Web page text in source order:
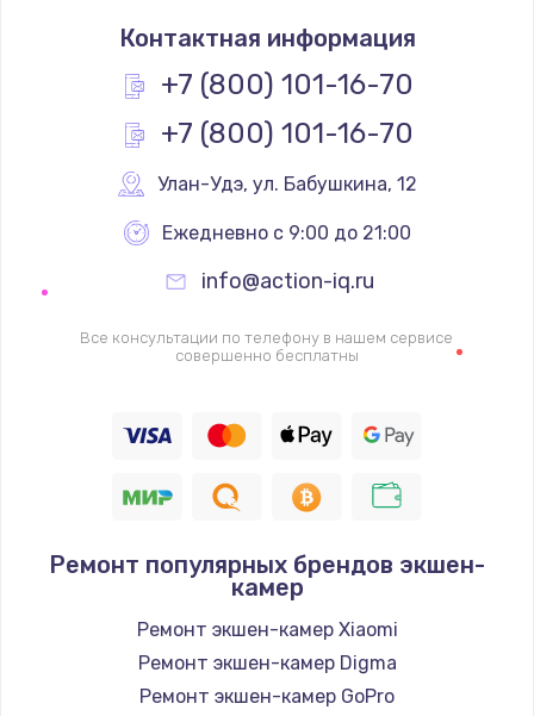
Контактная информация
+7 (800) 101-16-70
+7 (800) 101-16-70
Улан-Удэ, ул. Бабушкина, 12
Ежедневно с 9:00 до 21:00
info@action-iq.ru
Все консультации по телефону в нашем сервисе
совершенно бесплатны
Ремонт популярных брендов экшен-
камер
Ремонт экшен-камер Xiaomi
Ремонт экшен-камер Digma
Ремонт экшен-камер GoPro